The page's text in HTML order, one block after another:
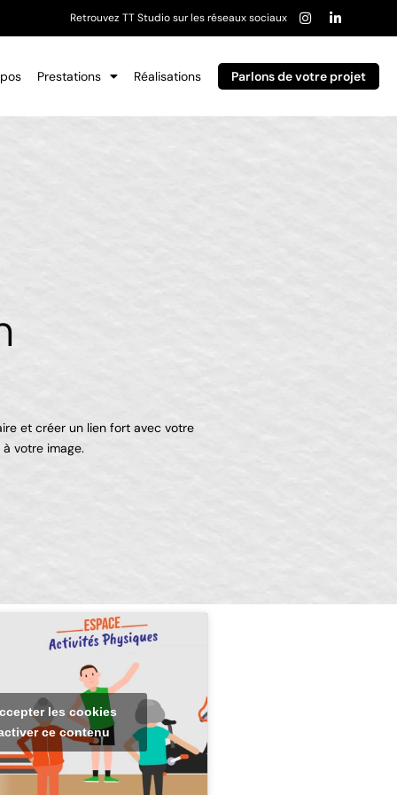
Retrouvez TT Studio sur les réseaux sociaux
Prestations Réalisations Parlons de votre projet
et créer un lien fort avec votre
votre image.
les cookies
ce contenu